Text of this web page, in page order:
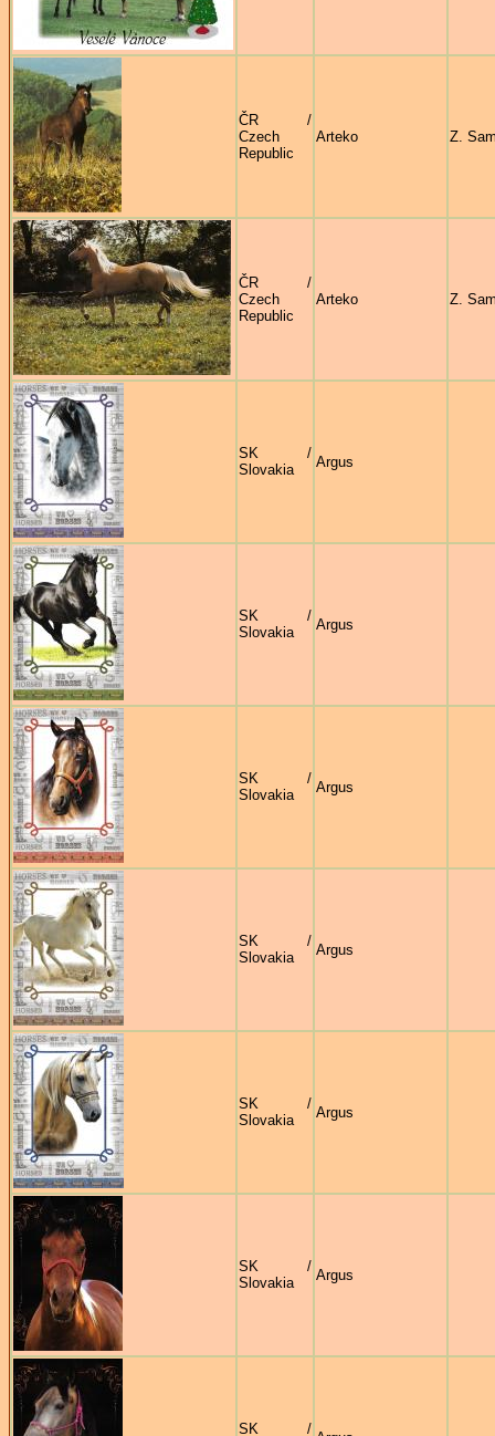
ČR /
Czech
Republic
Arteko Z.
ČR /
Czech
Republic
Arteko Z.
SK /
Slovakia
Argus
SK /
Slovakia
Argus
SK /
Slovakia
Argus
SK /
Slovakia
Argus
SK /
Slovakia
Argus
SK /
Slovakia
Argus
SK /